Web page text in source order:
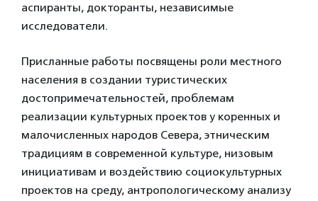
аспиранты, докторанты, независимые
исследователи.
Присланные работы посвящены роли местного
населения в создании туристических
достопримечательностей, проблемам
реализации культурных проектов у коренных и
малочисленных народов Севера, этническим
традициям в современной культуре, низовым
инициативам и воздействию социокультурных
проектов на среду, антропологическому анализу